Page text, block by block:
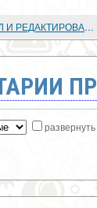
КАК СТАЛИН КРИТИКОВАЛ И РЕДАКТИРОВАЛ КОНСПЕКТЫ ШКОЛЬНЫХ УЧЕБНИКОВ ПО ИСТОРИИ (1934-1936 годы)
развернуть